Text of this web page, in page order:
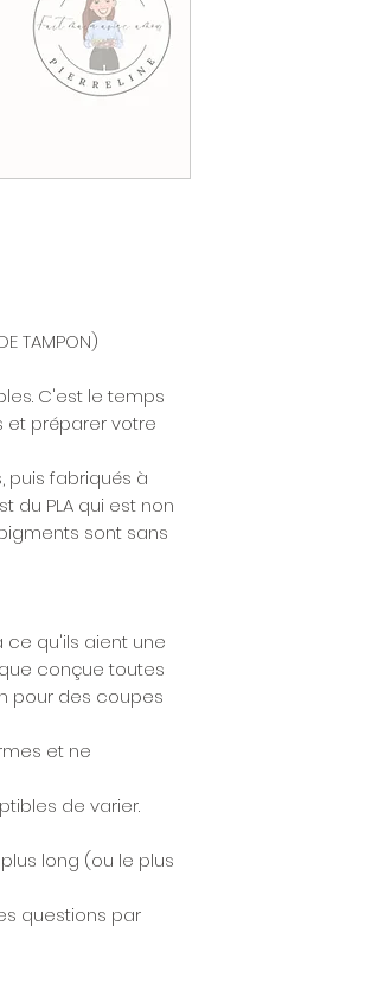
TAMPON)
C'est le temps
préparer votre
puis fabriqués à
du PLA qui est non
sont sans
qu'ils aient une
conçue toutes
pour des coupes
et ne
de varier.
long (ou le plus
questions par